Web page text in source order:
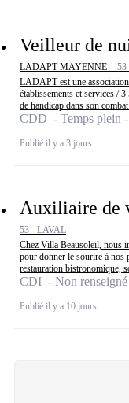
Veilleur de
LADAPT MAYENNE -
LADAPT est une
établissements et services /
de handicap dans son
CDD - Temps plein
Publié il y a 3 jours
Auxiliaire de
53 - LAVAL
Chez Villa Beausoleil, nous
pour donner le sourire à nos
restauration bistronomique,
CDI - Non renseigné
Publié il y a 10 jours